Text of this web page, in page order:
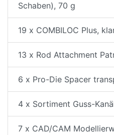
Schaben), 70 g
19 x COMBILOC Plus,
13 x Rod Attachment
6 x Pro-Die Spacer
4 x Sortiment Guss-
7 x CAD/CAM